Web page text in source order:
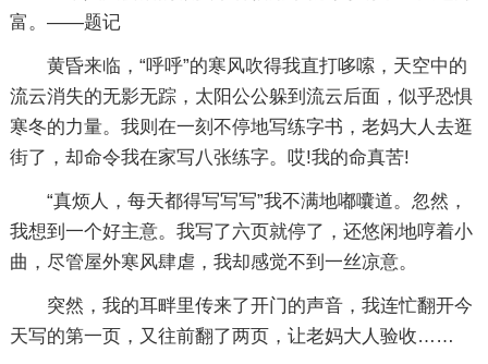
富。——题记
黄昏来临，“呼呼”的寒风吹得我直打哆嗦，天空中的
流云消失的无影无踪，太阳公公躲到流云后面，似乎恐惧
寒冬的力量。我则在一刻不停地写练字书，老妈大人去逛
街了，却命令我在家写八张练字。哎!我的命真苦!
“真烦人，每天都得写写写”我不满地嘟囔道。忽然，
我想到一个好主意。我写了六页就停了，还悠闲地哼着小
曲，尽管屋外寒风肆虐，我却感觉不到一丝凉意。
突然，我的耳畔里传来了开门的声音，我连忙翻开今
天写的第一页，又往前翻了两页，让老妈大人验收……